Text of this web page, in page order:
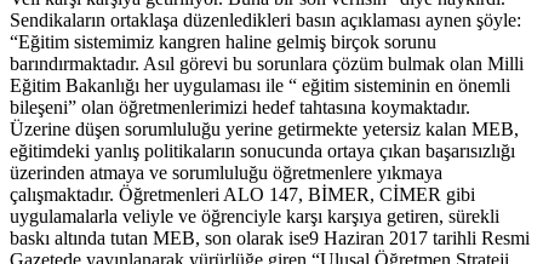
Sendikaların ortaklaşa düzenledikleri basın açıklaması aynen şöyle:
“Eğitim sistemimiz kangren haline gelmiş birçok sorunu
barındırmaktadır. Asıl görevi bu sorunlara çözüm bulmak olan Milli
Eğitim Bakanlığı her uygulaması ile “ eğitim sisteminin en önemli
bileşeni” olan öğretmenlerimizi hedef tahtasına koymaktadır.
Üzerine düşen sorumluluğu yerine getirmekte yetersiz kalan MEB,
eğitimdeki yanlış politikaların sonucunda ortaya çıkan başarısızlığı
üzerinden atmaya ve sorumluluğu öğretmenlere yıkmaya
çalışmaktadır. Öğretmenleri ALO 147, BİMER, CİMER gibi
uygulamalarla veliyle ve öğrenciyle karşı karşıya getiren, sürekli
baskı altında tutan MEB, son olarak ise9 Haziran 2017 tarihli Resmi
Gazetede yayınlanarak yürürlüğe giren “Ulusal Öğretmen Strateji